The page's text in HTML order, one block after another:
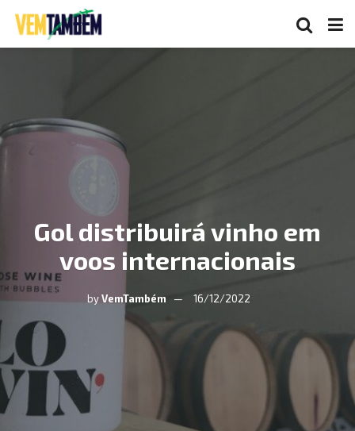
Gol distribuirá vinho em
voos internacionais
byVemTambém 16/12/2022